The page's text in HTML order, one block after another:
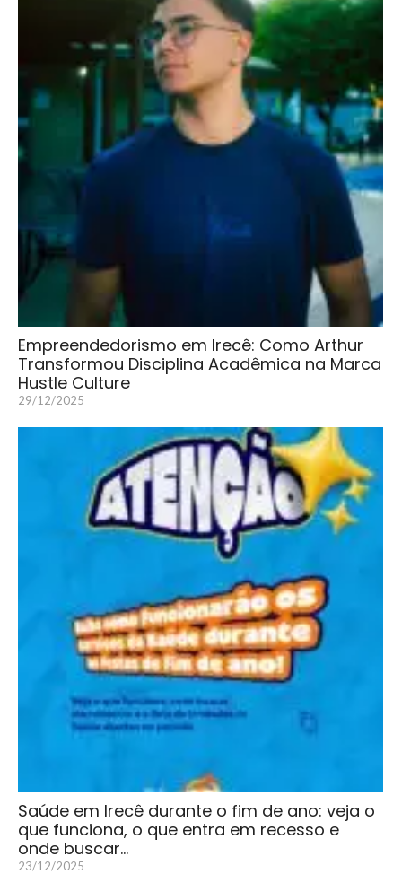
Empreendedorismo em Irecê: Como Arthur
Transformou Disciplina Acadêmica na Marca
Hustle Culture
29/12/2025
Saúde em Irecê durante o fim de ano: veja o
que funciona, o que entra em recesso e
onde buscar…
23/12/2025